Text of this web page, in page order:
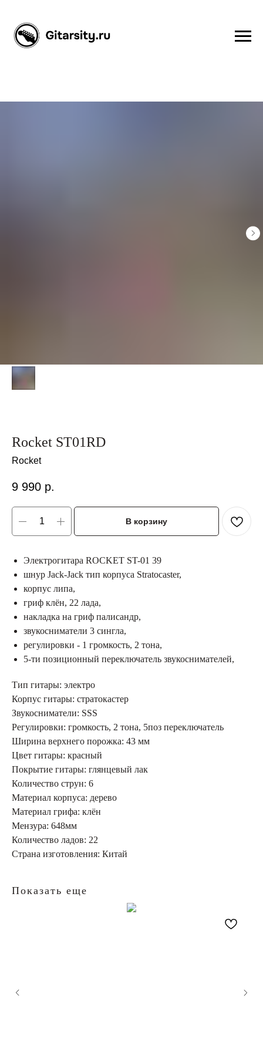
Rocket ST01RD
Rocket
9 990 р.
В корзину
Электрогитара ROCKET ST-01 39
шнур Jack-Jack тип корпуса Stratocaster,
корпус липа,
гриф клён, 22 лада,
накладка на гриф палисандр,
звукосниматели 3 сингла,
регулировки - 1 громкость, 2 тона,
5-ти позиционный переключатель звукоснимателей,
Тип гитары: электро
Корпус гитары: стратокастер
Звукосниматели: SSS
Регулировки: громкость, 2 тона, 5поз переключатель
Ширина верхнего порожка: 43 мм
Цвет гитары: красный
Покрытие гитары: глянцевый лак
Количество струн: 6
Материал корпуса: дерево
Материал грифа: клён
Мензура: 648мм
Количество ладов: 22
Страна изготовления: Китай
Показать еще